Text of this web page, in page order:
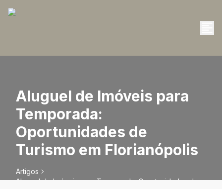
Aluguel de Imóveis para
Temporada:
Oportunidades de
Turismo em Florianópolis
Artigos
Aluguel de Imóveis para Temporada: Oportunidades de